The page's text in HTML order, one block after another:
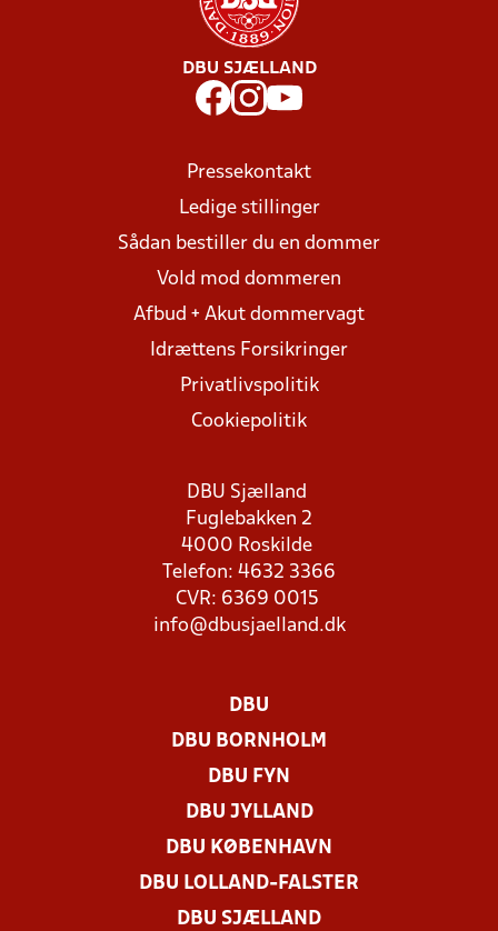
DBU SJÆLLAND
Pressekontakt
Ledige stillinger
Sådan bestiller du en dommer
Vold mod dommeren
Afbud + Akut dommervagt
Idrættens Forsikringer
Privatlivspolitik
Cookiepolitik
DBU Sjælland
Fuglebakken 2
4000 Roskilde
Telefon: 4632 3366
CVR: 6369 0015
info@dbusjaelland.dk
DBU
DBU BORNHOLM
DBU FYN
DBU JYLLAND
DBU KØBENHAVN
DBU LOLLAND-FALSTER
DBU SJÆLLAND